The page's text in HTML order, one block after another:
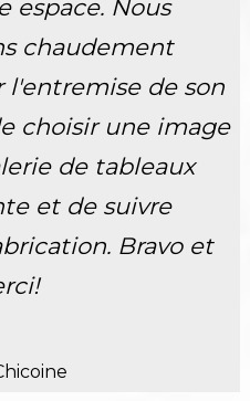
espace. Nous
chaudement
l'entremise de son
choisir une image
de tableaux
et de suivre
Bravo et